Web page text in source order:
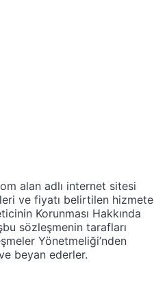
alan adlı internet sitesi
ve fiyatı belirtilen hizmete
Korunması Hakkında
sözleşmenin tarafları
Yönetmeliği’nden
beyan ederler.